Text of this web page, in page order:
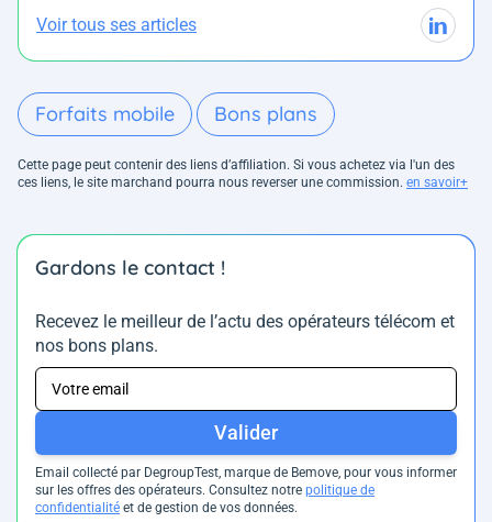
Voir tous ses articles
Forfaits mobile Bons plans
Cette page peut contenir des liens d’affiliation. Si vous achetez via l'un des
ces liens, le site marchand pourra nous reverser une commission. en savoir+
Gardons le contact !
Recevez le meilleur de l’actu des opérateurs télécom et
nos bons plans.
Valider
Email collecté par DegroupTest, marque de Bemove, pour vous informer
sur les offres des opérateurs. Consultez notre politique de
confidentialité et de gestion de vos données.